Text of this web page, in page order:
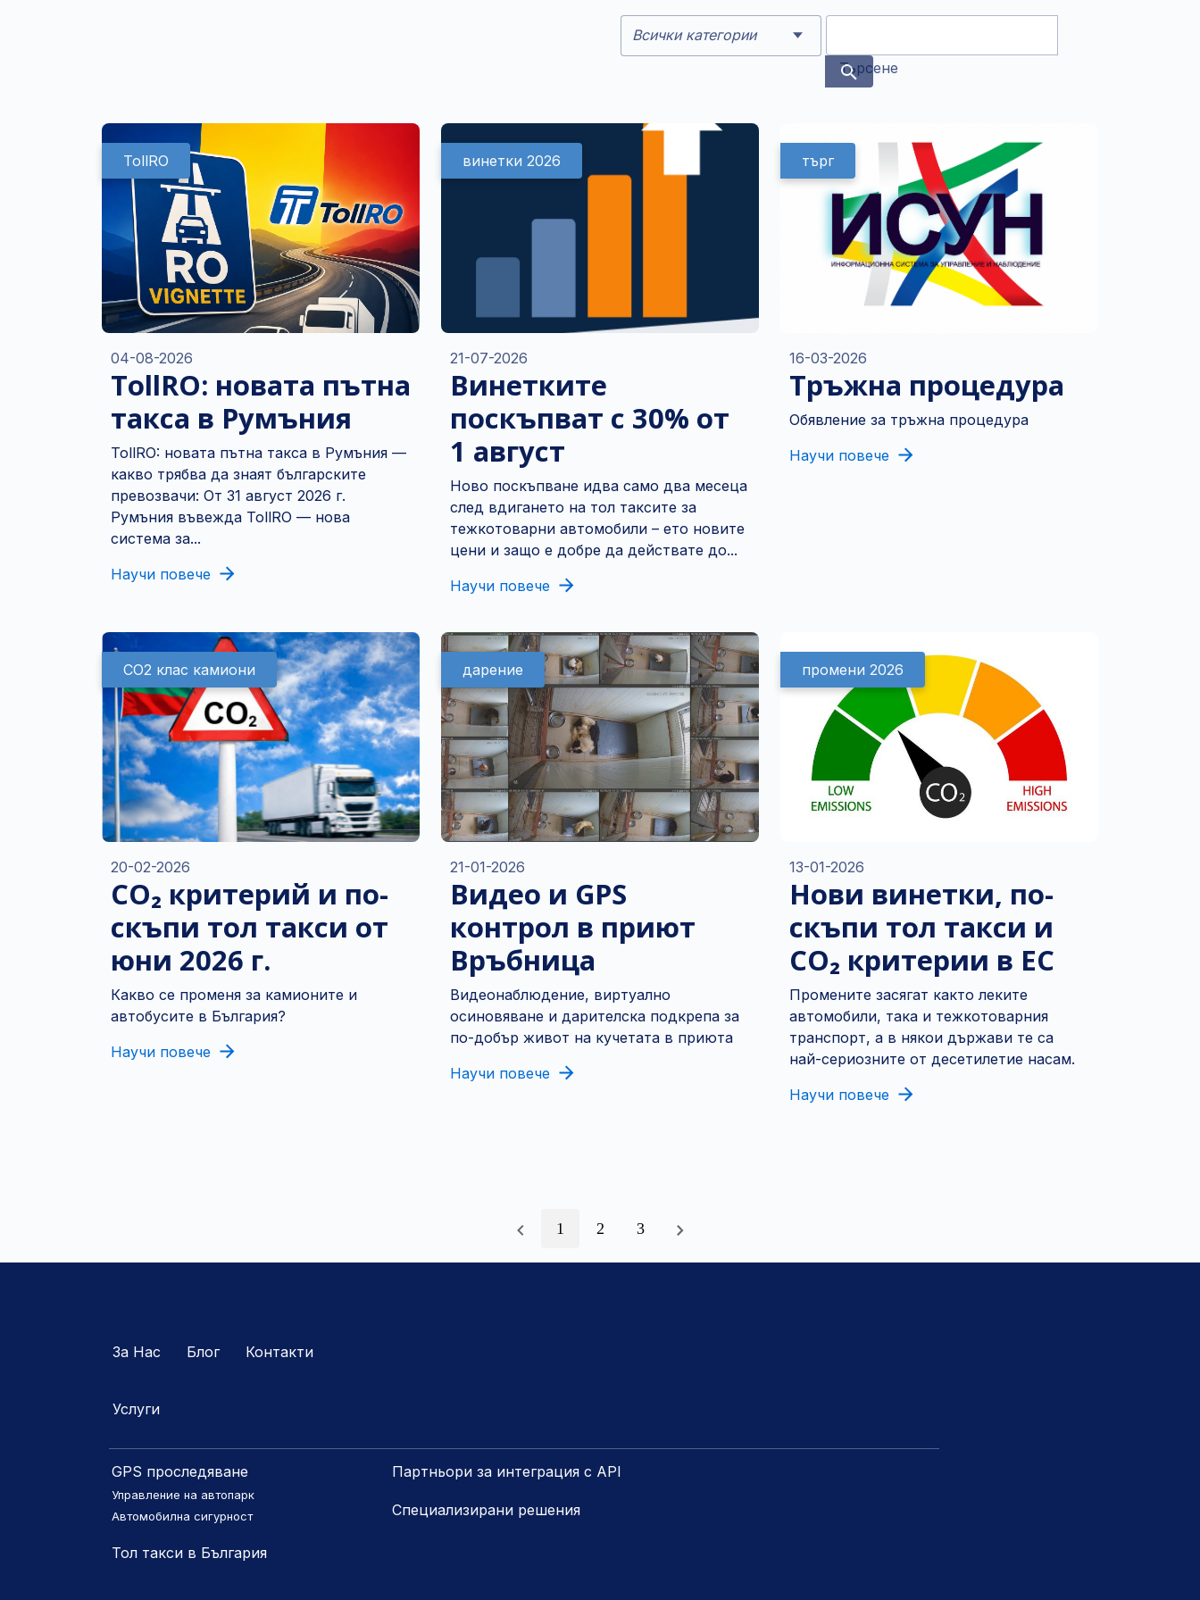
Всички категории
Търсене
TollRO
04-08-2026
TollRO: новата пътна
такса в Румъния
TollRO: новата пътна такса в Румъния —
какво трябва да знаят българските
превозвачи: От 31 август 2026 г.
Румъния въвежда TollRO — нова
система за...
Научи повече
винетки 2026
21-07-2026
Винетките
поскъпват с 30% от
1 август
Ново поскъпване идва само два месеца
след вдигането на тол таксите за
тежкотоварни автомобили – ето новите
цени и защо е добре да действате до...
Научи повече
търг
16-03-2026
Тръжна процедура
Обявление за тръжна процедура
Научи повече
CO2 клас камиони
20-02-2026
CO₂ критерий и по-
скъпи тол такси от
юни 2026 г.
Какво се променя за камионите и
автобусите в България?
Научи повече
дарение
21-01-2026
Видео и GPS
контрол в приют
Връбница
Видеонаблюдение, виртуално
осиновяване и дарителска подкрепа за
по-добър живот на кучетата в приюта
Научи повече
промени 2026
13-01-2026
Нови винетки, по-
скъпи тол такси и
CO₂ критерии в ЕС
Промените засягат както леките
автомобили, така и тежкотоварния
транспорт, а в някои държави те са
най-сериозните от десетилетие насам.
Научи повече
1 2 3
За Нас Блог Контакти
Услуги
GPS проследяване
Управление на автопарк
Автомобилна сигурност
Тол такси в България
Партньори за интеграция с API
Специализирани решения